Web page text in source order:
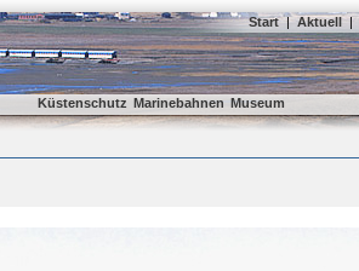
Start | Aktuell |
Küstenschutz Marinebahnen Museum